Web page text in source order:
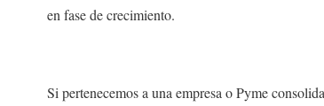
en fase de crecimiento.
Si pertenecemos a una empresa o Pyme